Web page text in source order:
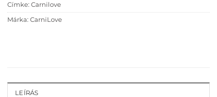
Címke: Carnilove
Márka: CarniLove
LEÍRÁS